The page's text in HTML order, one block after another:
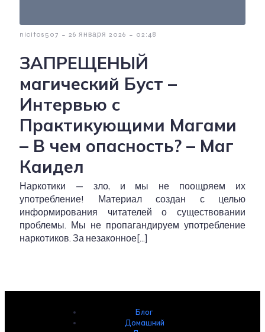
nicitos507 - 26 января 2026 - 02:48
ЗАПРЕЩЕНЫЙ
магический Буст –
Интервью с
Практикующими Магами
– В чем опасность? – Маг
Каидел
Наркотики — зло, и мы не поощряем их
употребление! Материал создан с целью
информирования читателей о существовании
проблемы. Мы не пропагандируем употребление
наркотиков. За незаконное[…]
Блог
Домашний